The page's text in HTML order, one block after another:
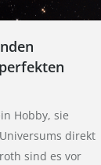
Hobby, sie
direkt
sind es vor